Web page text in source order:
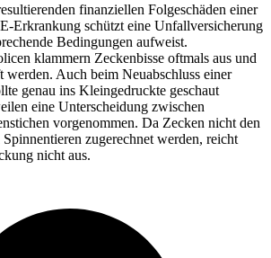
finanziellen Folgeschäden einer
Erkrankung schützt eine Unfallversicherung
Bedingungen aufweist.
klammern Zeckenbisse oftmals aus und
werden. Auch beim Neuabschluss einer
genau ins Kleingedruckte geschaut
eine Unterscheidung zwischen
vorgenommen. Da Zecken nicht den
zugerechnet werden, reicht
nicht aus.